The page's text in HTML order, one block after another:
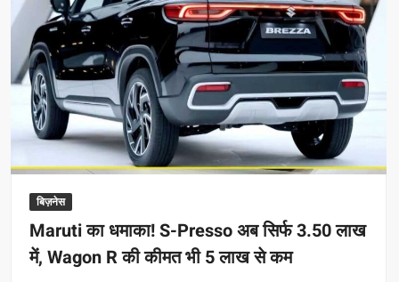
तक
की
बिक्री
गिरी,
एक
कंपनी
ने
दिखाया
बिज़नेस
Maruti का धमाका! S-Presso अब सिर्फ 3.50 लाख
में, Wagon R की कीमत भी 5 लाख से कम